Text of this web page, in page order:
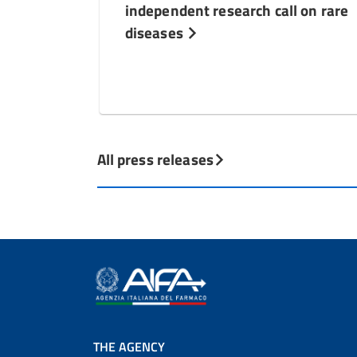
independent research call on rare
diseases
All press releases
THE AGENCY